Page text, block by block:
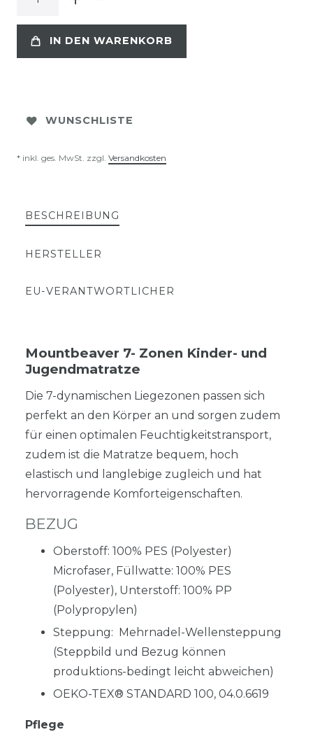
IN DEN WARENKORB
WUNSCHLISTE
* inkl. ges. MwSt. zzgl. Versandkosten
BESCHREIBUNG
HERSTELLER
EU-VERANTWORTLICHER
Mountbeaver 7- Zonen Kinder- und
Jugendmatratze
Die 7-dynamischen Liegezonen passen sich
perfekt an den Körper an und sorgen zudem
für einen optimalen Feuchtigkeitstransport,
zudem ist die Matratze bequem, hoch
elastisch und langlebige zugleich und hat
hervorragende Komforteigenschaften.
BEZUG
Oberstoff: 100% PES (Polyester)
Microfaser, Füllwatte: 100% PES
(Polyester), Unterstoff: 100% PP
(Polypropylen)
Steppung: Mehrnadel-Wellensteppung
(Steppbild und Bezug können
produktions-bedingt leicht abweichen)
OEKO-TEX® STANDARD 100, 04.0.6619
Pflege